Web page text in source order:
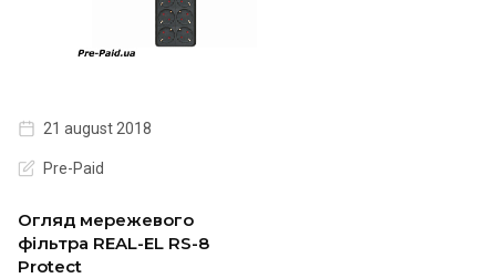
21 august 2018
Pre-Paid
Огляд мережевого
фільтра REAL-EL RS-8
Protect